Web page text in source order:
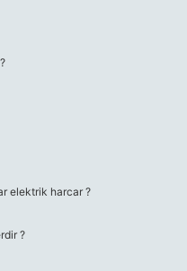
elektrik harcar ?
?